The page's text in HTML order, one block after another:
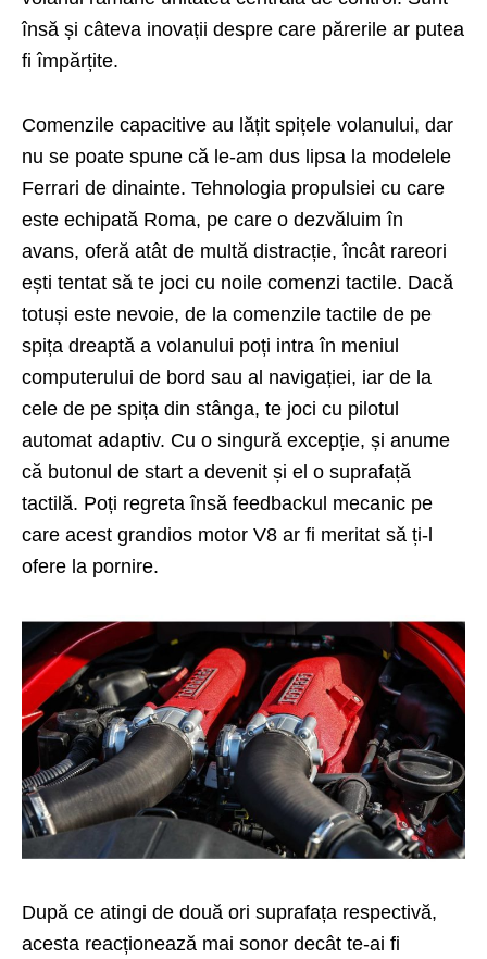
însă și câteva inovații despre care părerile ar putea
fi împărțite.
Comenzile capacitive au lățit spițele volanului, dar
nu se poate spune că le-am dus lipsa la modelele
Ferrari de dinainte. Tehnologia propulsiei cu care
este echipată Roma, pe care o dezvăluim în
avans, oferă atât de multă distracție, încât rareori
ești tentat să te joci cu noile comenzi tactile. Dacă
totuși este nevoie, de la comenzile tactile de pe
spița dreaptă a volanului poți intra în meniul
computerului de bord sau al navigației, iar de la
cele de pe spița din stânga, te joci cu pilotul
automat adaptiv. Cu o singură excepție, și anume
că butonul de start a devenit și el o suprafață
tactilă. Poți regreta însă feedbackul mecanic pe
care acest grandios motor V8 ar fi meritat să ți-l
ofere la pornire.
După ce atingi de două ori suprafața respectivă,
acesta reacționează mai sonor decât te-ai fi